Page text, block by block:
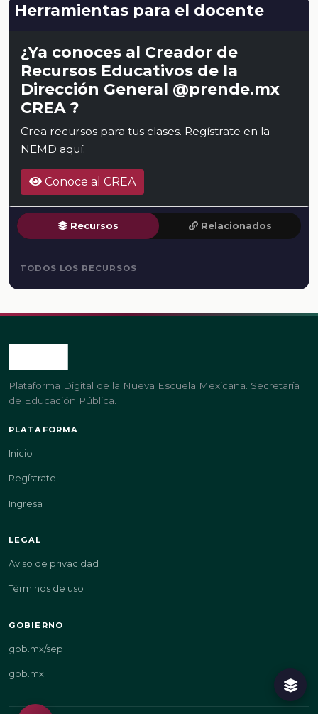
Herramientas para el docente
¿Ya conoces al Creador de
Recursos Educativos de la
Dirección General @prende.mx
CREA ?
Crea recursos para tus clases. Regístrate en la
NEMD aquí.
Conoce al CREA
Recursos Relacionados
TODOS LOS RECURSOS
Plataforma Digital de la Nueva Escuela Mexicana. Secretaría
de Educación Pública.
PLATAFORMA
Inicio
Regístrate
Ingresa
LEGAL
Aviso de privacidad
Términos de uso
GOBIERNO
gob.mx/sep
gob.mx